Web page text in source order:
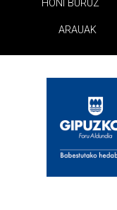
HONI BURUZ
ARAUAK